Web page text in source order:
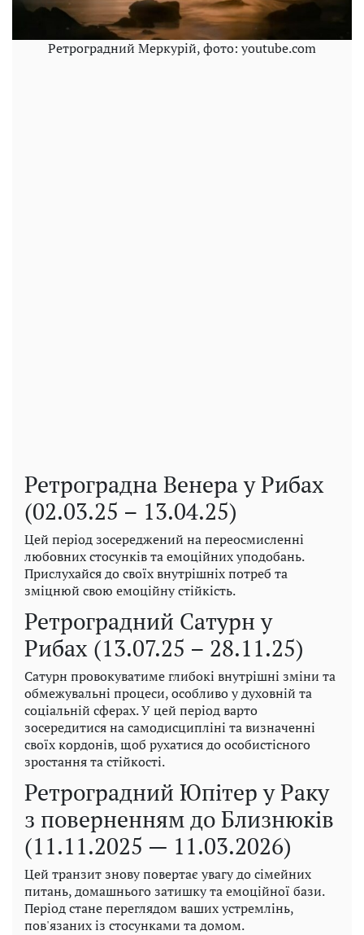
Ретроградний Меркурій, фото: youtube.com
Ретроградна Венера у Рибах
(02.03.25 – 13.04.25)
Цей період зосереджений на переосмисленні
любовних стосунків та емоційних уподобань.
Прислухайся до своїх внутрішніх потреб та
зміцнюй свою емоційну стійкість.
Ретроградний Сатурн у
Рибах (13.07.25 – 28.11.25)
Сатурн провокуватиме глибокі внутрішні зміни та
обмежувальні процеси, особливо у духовній та
соціальній сферах. У цей період варто
зосередитися на самодисципліні та визначенні
своїх кордонів, щоб рухатися до особистісного
зростання та стійкості.
Ретроградний Юпітер у Раку
з поверненням до Близнюків
(11.11.2025 — 11.03.2026)
Цей транзит знову повертає увагу до сімейних
питань, домашнього затишку та емоційної бази.
Період стане переглядом ваших устремлінь,
пов'язаних із стосунками та домом.